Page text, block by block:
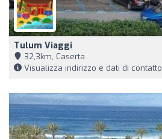
Tulum Viaggi
32,3km, Caserta
Visualizza indirizzo e dati di contatto